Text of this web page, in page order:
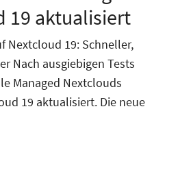
19 aktualisiert
Nextcloud 19: Schneller,
Nach ausgiebigen Tests
Managed Nextclouds
19 aktualisiert. Die neue